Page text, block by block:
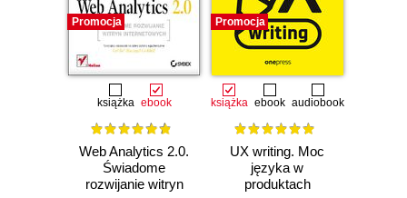
Promocja
książka ebook
Web Analytics 2.0.
Świadome
rozwijanie witryn
Promocja
książka ebook audiobook
UX writing. Moc
języka w
produktach